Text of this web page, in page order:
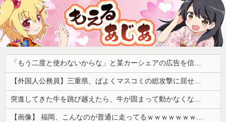
「もう二度と使わないからな」と某カーシェアの広告を信じた人が絶叫、船が遅れたからバスが無くなって困ってたりこの看板が…
【外国人公務員】三重県、ぱよくマスコミの総攻撃に屈せず！「県民対象アンケート『外国人の職員採用を続けるべきか』は差別に該当しない」結果を公表する方針
突進してきた牛を跳び越えたら、牛が固まって動かなくなった闘牛場の映像【海外の反応】
【画像】 福岡、こんなのが普通に走ってるｗｗｗｗｗｗｗｗｗｗｗｗｗｗｗｗ